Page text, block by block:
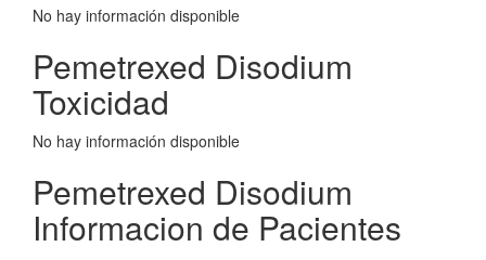
No hay información disponible
Pemetrexed Disodium
Toxicidad
No hay información disponible
Pemetrexed Disodium
Informacion de Pacientes